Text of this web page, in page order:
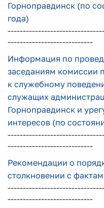
Горноправдинск (по
года)
----------------------------
Информация по
заседаниям комиссии
к служебному
служащих
Горноправдинск и
интересов (по
----------------------------
Рекомендации о
столкновении с
----------------------------